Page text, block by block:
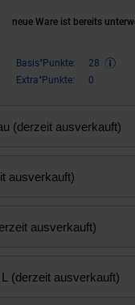
neue Ware ist bereits
Basis°Punkte:
28
Extra°Punkte:
0
(derzeit ausverkauft)
ausverkauft)
ausverkauft)
L (derzeit ausverkauft)